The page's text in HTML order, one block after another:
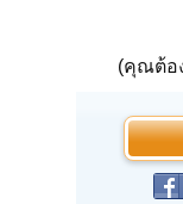
(คุณต้อ